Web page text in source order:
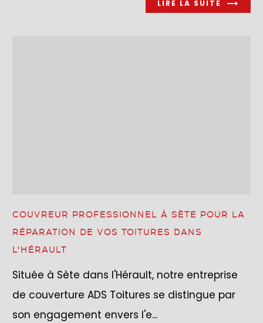
LIRE LA SUITE
COUVREUR PROFESSIONNEL À SÈTE POUR LA
RÉPARATION DE VOS TOITURES DANS
L'HÉRAULT
Située à Sète dans l'Hérault, notre entreprise
de couverture ADS Toitures se distingue par
son engagement envers l'e...